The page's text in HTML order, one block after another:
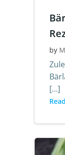
by
[…]